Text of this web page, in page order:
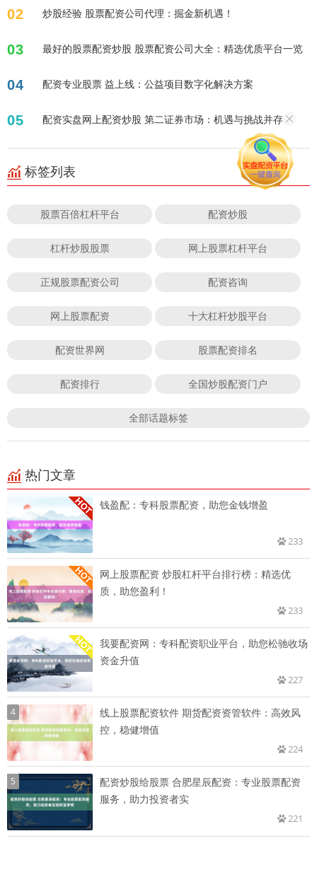
02 炒股经验 股票配资公司代理：掘金新机遇！
03 最好的股票配资炒股 股票配资公司大全：精选优质平台一览
04 配资专业股票 益上线：公益项目数字化解决方案
05 配资实盘网上配资炒股 第二证券市场：机遇与挑战并存
标签列表
股票百倍杠杆平台 配资炒股
杠杆炒股股票 网上股票杠杆平台
正规股票配资公司 配资咨询
网上股票配资 十大杠杆炒股平台
配资世界网 股票配资排名
配资排行 全国炒股配资门户
全部话题标签
热门文章
钱盈配：专科股票配资，助您金钱增盈
233
网上股票配资 炒股杠杆平台排行榜：精选优
质，助您盈利！
233
我要配资网：专科配资职业平台，助您松驰收场
资金升值
227
4
线上股票配资软件 期货配资资管软件：高效风
控，稳健增值
224
5
配资炒股给股票 合肥星辰配资：专业股票配资
服务，助力投资者实
221